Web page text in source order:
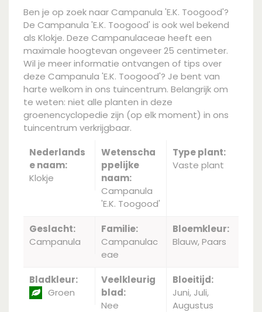
Ben je op zoek naar Campanula 'E.K. Toogood'?
De Campanula 'E.K. Toogood' is ook wel bekend
als Klokje. Deze Campanulaceae heeft een
maximale hoogtevan ongeveer 25 centimeter.
Wil je meer informatie ontvangen of tips over
deze Campanula 'E.K. Toogood'? Je bent van
harte welkom in ons tuincentrum. Belangrijk om
te weten: niet alle planten in deze
groenencyclopedie zijn (op elk moment) in ons
tuincentrum verkrijgbaar.
Nederlands
e naam:
Klokje
Wetenscha
ppelijke
naam:
Campanula
'E.K. Toogood'
Type plant:
Vaste plant
Geslacht:
Campanula
Familie:
Campanulac
eae
Bloemkleur:
Blauw, Paars
Bladkleur:
Groen
Veelkleurig
blad:
Nee
Bloeitijd:
Juni, Juli,
Augustus